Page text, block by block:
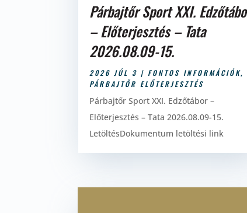
Párbajtőr Sport XXI.
– Előterjesztés – Tata
2026.08.09-15.
2026 JÚL 3 |FONTOS INFORMÁCIÓK,
PÁRBAJTŐR ELŐTERJESZTÉS
Párbajtőr Sport XXI. Edzőtábor –
Előterjesztés – Tata 2026.08.09-15.
LetöltésDokumentum letöltési link